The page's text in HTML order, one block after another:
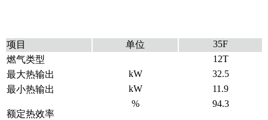
项目 单位
35F
燃气类型
12T
最大热输出
kW
32.5
最小热输出
kW 11.9
额定热效率
% 94.3